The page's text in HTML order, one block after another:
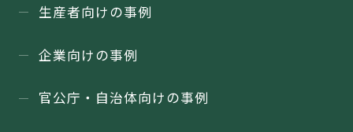
生産者向けの事例
企業向けの事例
官公庁・⾃治体向けの事例